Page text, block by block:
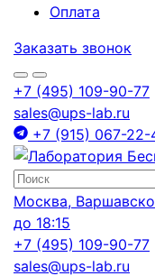
Оплата
Заказать звонок
+7 (495) 109-90-77
sales@ups-lab.ru
+7 (915) 067-22-
Москва,
до 18:15
+7 (495) 109-90-77
sales@ups-lab.ru